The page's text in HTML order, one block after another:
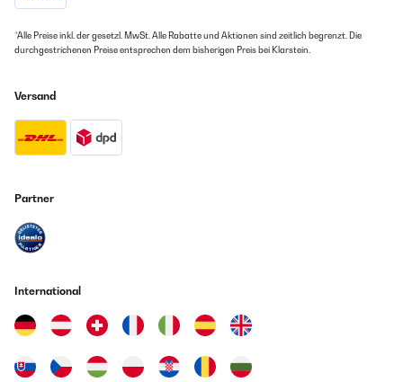
*Alle Preise inkl. der gesetzl. MwSt. Alle Rabatte und Aktionen sind zeitlich begrenzt. Die
durchgestrichenen Preise entsprechen dem bisherigen Preis bei Klarstein.
Versand
Partner
International